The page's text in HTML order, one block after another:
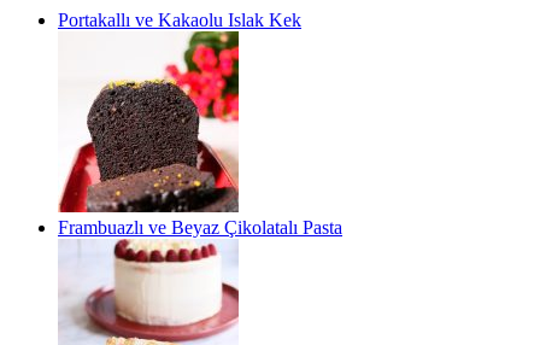
Portakallı ve Kakaolu Islak Kek
Frambuazlı ve Beyaz Çikolatalı Pasta